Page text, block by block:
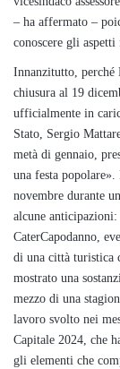
– ha affermato –
conoscere gli
Innanzitutto, perché
chiusura al 19
ufficialmente in
Stato, Sergio
metà di gennaio,
una festa
novembre durante
alcune
CaterCapodanno,
di una città turistica
mostrato una
mezzo di una
lavoro svolto nei
Capitale 2024, che
gli elementi che